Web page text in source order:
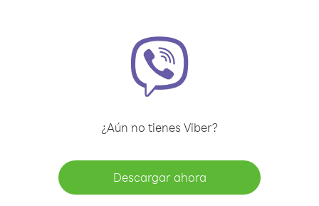
¿Aún no tienes Viber?
Descargar ahora